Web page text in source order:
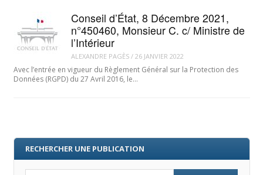
Conseil d’État, 8 Décembre 2021,
n°450460, Monsieur C. c/ Ministre de
l’Intérieur
ALEXANDRE PAGÈS/ 26 JANVIER 2022
Avec l’entrée en vigueur du Règlement Général sur la Protection des
Données (RGPD) du 27 Avril 2016, le…
RECHERCHER UNE PUBLICATION